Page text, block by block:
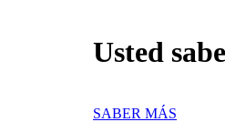
Usted
SABER MÁS